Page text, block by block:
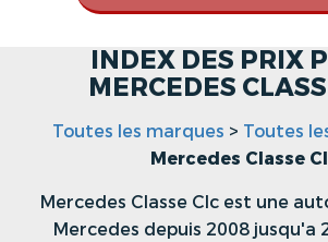
INDEX DES PRIX
MERCEDES
Toutes les marques > Toutes
Mercedes Classe
Mercedes Classe Clc est une
Mercedes depuis 2008 jusqu'a